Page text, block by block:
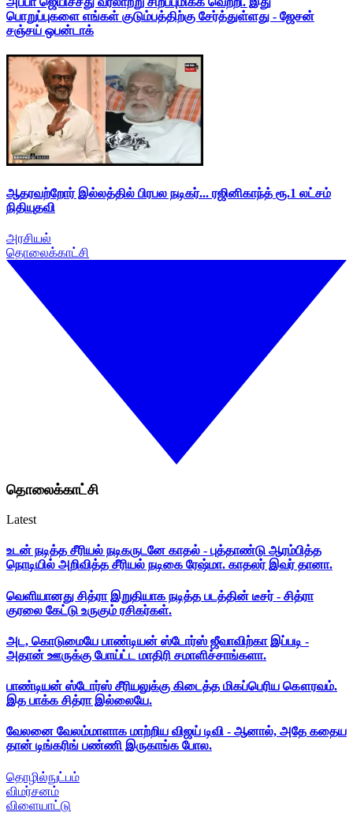
பொறுப்புகளை எங்கள் குடும்பத்திற்கு சேர்த்துள்ளது - ஜேசன்
சஞ்சய் ஒபன்டாக்
ஆதரவற்றோர் இல்லத்தில் பிரபல நடிகர்... ரஜினிகாந்த் ரூ.1 லட்சம்
நிதியுதவி
அரசியல்
தொலைக்காட்சி
தொலைக்காட்சி
Latest
உடன் நடித்த சீரியல் நடிகருடனே காதல் - புத்தாண்டு ஆரம்பித்த
நொடியில் அறிவித்த சீரியல் நடிகை ரேஷ்மா. காதலர் இவர் தானா.
வெளியானது சித்ரா இறுதியாக நடித்த படத்தின் டீசர் - சித்ரா
குரலை கேட்டு உருகும் ரசிகர்கள்.
அட, கொடுமையே பாண்டியன் ஸ்டோர்ஸ் ஜீவாவிற்கா இப்படி -
அதான் ஊருக்கு போய்ட்ட மாதிரி சமாளிச்சாங்களா.
பாண்டியன் ஸ்டோர்ஸ் சீரியலுக்கு கிடைத்த மிகப்பெரிய கௌரவம்.
இத பாக்க சித்ரா இல்லையே.
வேலனை வேலம்மாளாக மாற்றிய விஜய் டிவி - ஆனால், அதே கதைய
தான் டிங்கரிங் பண்ணி இருகாங்க போல.
தொழில்நுட்பம்
விமர்சனம்
விளையாட்டு